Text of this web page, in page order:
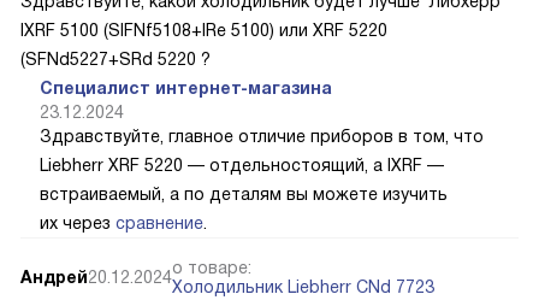
IXRF 5100 (SIFNf5108+IRe 5100) или XRF 5220
(SFNd5227+SRd 5220 ?
Специалист интернет-магазина
23.12.2024
Здравствуйте, главное отличие приборов в том, что
Liebherr XRF 5220 — отдельностоящий, а IXRF —
встраиваемый, а по деталям вы можете изучить
их через сравнение.
Андрей20.12.2024о товаре:
Холодильник Liebherr CNd 7723